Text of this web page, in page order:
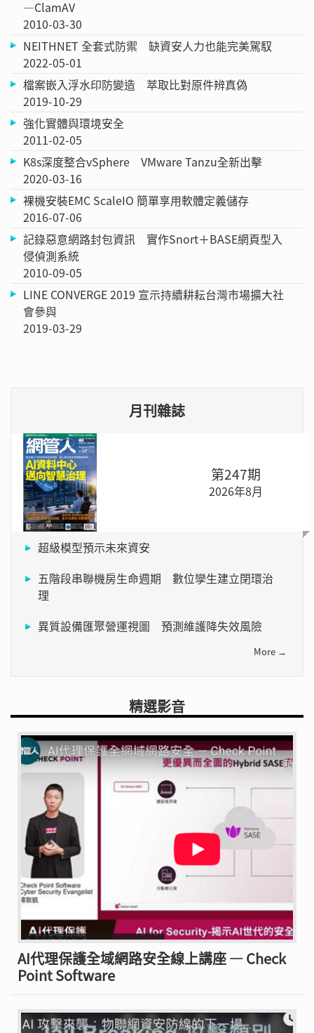
—ClamAV
2010-03-30
NEITHNET 全套式防禦 缺資安人力也能完美駕馭
2022-05-01
檔案嵌入浮水印防變造 萃取比對原件辨真偽
2019-10-29
強化實體與環境安全
2011-02-05
K8s深度整合vSphere VMware Tanzu全新出擊
2020-03-16
裸機安裝EMC ScaleIO 簡單享用軟體定義儲存
2016-07-06
記錄惡意網路封包資訊 實作Snort＋BASE網頁型入
侵偵測系統
2010-09-05
LINE CONVERGE 2019 宣示持續耕耘台灣市場擴大社
會參與
2019-03-29
月刊雜誌
第247期
2026年8月
超級模型預示未來資安
五階段串聯機房生命週期 數位孿生建立閉環治
理
異質設備匯聚營運視圖 預測維護降失效風險
More →
精選影音
AI代理保護全域網路安全線上講座 — Check
Point Software